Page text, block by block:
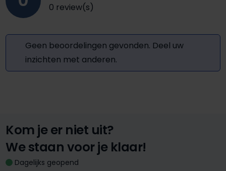
0 review(s)
Geen beoordelingen gevonden. Deel uw
inzichten met anderen.
Kom je er niet uit?
We staan voor je klaar!
Dagelijks geopend